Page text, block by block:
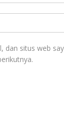
dan situs web